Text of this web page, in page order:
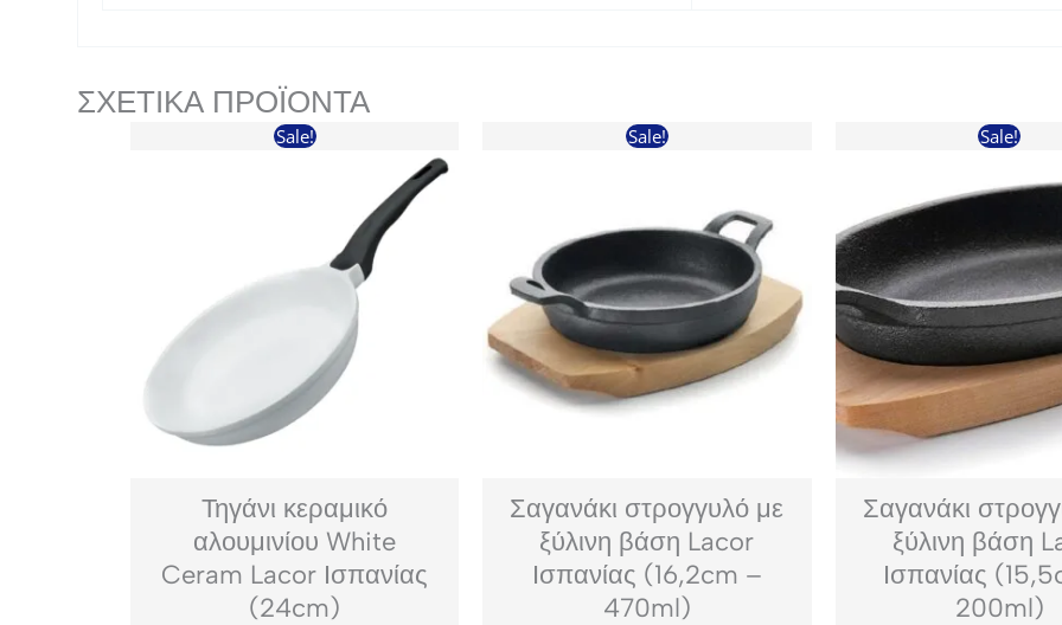
ΣΧΕΤΙΚΆ ΠΡΟΪΌΝΤΑ
Sale!
Τηγάνι κεραμικό
αλουμινίου White
Ceram Lacor Ισπανίας
(24cm)
Sale!
Σαγανάκι στρογγυλό με
ξύλινη βάση Lacor
Ισπανίας (16,2cm –
470ml)
Sale!
Σαγανάκι
ξύλινη βάση
Ισπανίας
200ml)